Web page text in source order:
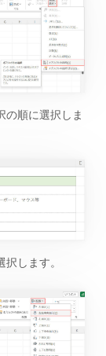
の順に選択しま
します。